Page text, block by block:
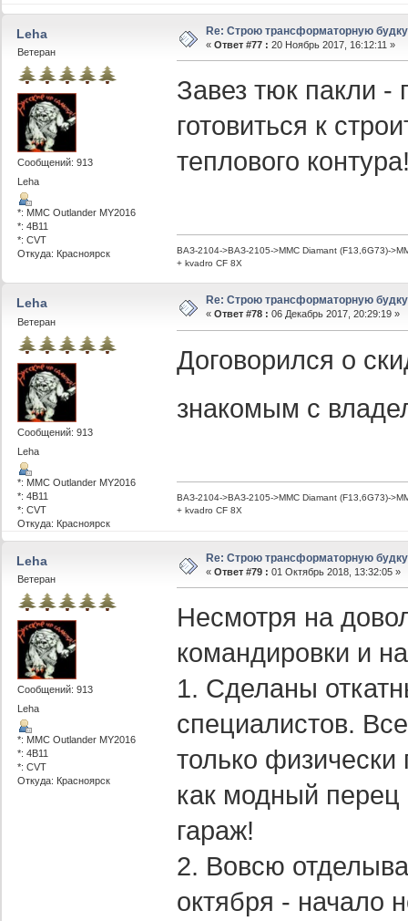
Leha
Ветеран
Сообщений: 913
Leha
*: MMC Outlander MY2016
*: 4B11
*: CVT
Откуда: Красноярск
Re: Строю трансформаторную
« Ответ #77 : 20 Ноябрь 2017, 16:12:11 »
Завез тюк пакли -
готовиться к
теплового
ВАЗ-2104->ВАЗ-2105->MMC Diamant (F13,6G73)-
+ kvadro CF 8X
Leha
Ветеран
Сообщений: 913
Leha
*: MMC Outlander MY2016
*: 4B11
*: CVT
Откуда: Красноярск
Re: Строю трансформаторную
« Ответ #78 : 06 Декабрь 2017, 20:29:19 »
Договорился о
знакомым с
ВАЗ-2104->ВАЗ-2105->MMC Diamant (F13,6G73)-
+ kvadro CF 8X
Leha
Ветеран
Сообщений: 913
Leha
*: MMC Outlander MY2016
*: 4B11
*: CVT
Откуда: Красноярск
Re: Строю трансформаторную
« Ответ #79 : 01 Октябрь 2018, 13:32:05 »
Несмотря на
командировки и
1. Сделаны
специалистов.
только
как модный перец
гараж!
2. Вовсю
октября - начало